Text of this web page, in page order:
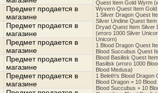
Quest Item Gold Wyrm
Wyvern Quest Item
1 Silver Dragon Quest
Silver Undine Quest
Dryad Quest Item Silver
(итого 1000 Silver
Unicorn)
1 Blood Dragon Quest
Blood Succubus Quest
Blood Basilisk Quest
Basilisk (итого 1000
Blood Medusa)
1 Beleth's Blood Dragon
Blood Dragon = 10
Blood Succubus + 10
Предмет продается в
магазине
Предмет продается в
магазине
Предмет продается в
магазине
Предмет продается в
магазине
Предмет продается в
магазине